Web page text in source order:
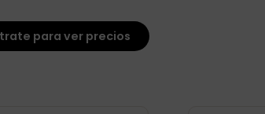
para ver precios